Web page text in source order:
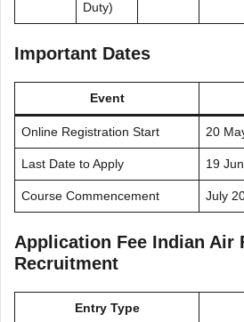
Duty)
Important Dates
Event
Online Registration Start 20
Last Date to Apply 19
Course Commencement July
Application Fee Indian Air
Recruitment
Entry Type